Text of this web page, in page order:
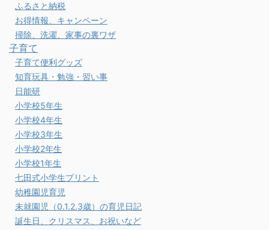
ふるさと納税
お得情報、キャンペーン
掃除、洗濯、家事の裏ワザ
子育て
子育て便利グッズ
知育玩具・勉強・習い事
日能研
小学校5年生
小学校4年生
小学校3年生
小学校2年生
小学校1年生
七田式小学生プリント
幼稚園児育児
未就園児（0.1.2.3歳）の育児日記
誕生日、クリスマス、お祝いなど